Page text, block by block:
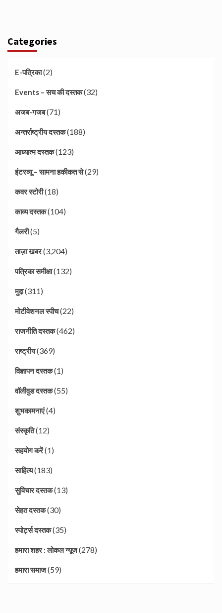
Categories
E-पत्रिका(2)
Events – सच की दस्तक(32)
अजब-गजब(71)
अन्तर्राष्ट्रीय दस्तक(188)
आध्यात्म दस्तक(123)
इंटरव्यू – सामना हकीकत से(29)
कवर स्टोरी(18)
काव्य दस्तक(104)
गैलरी(5)
ताज़ा खबर(3,204)
पत्रिका समीक्षा(132)
मुद्दा(311)
मोटीवेशनल स्पीच(22)
राजनीति दस्तक(462)
राष्ट्रीय(369)
विज्ञापन दस्तक(1)
वॉलीवुड दस्तक(55)
शुभकामनाएं(4)
संस्कृति(12)
सहयोग करें(1)
साहित्य(183)
सुविचार दस्तक(13)
सेहत दस्तक(30)
स्पोर्ट्स दस्तक(35)
हमारा शहर : लोकल न्यूज(278)
हमारा समाज(59)